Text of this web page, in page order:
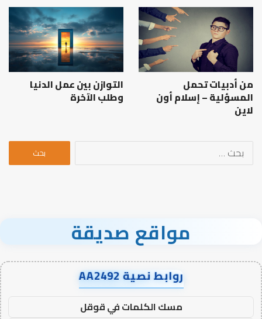
من أدبيات تحمل
المسؤلية – إسلام أون
لاين
التوازن بين عمل الدنيا
وطلب الآخرة
البحث
مواقع صديقة
روابط نصية AA2492
مسك الكلمات في قوقل